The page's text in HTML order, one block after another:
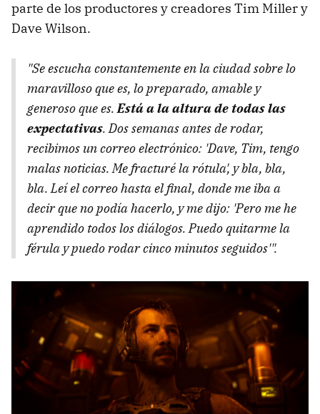
parte de los productores y creadores Tim Miller y
Dave Wilson.
"Se escucha constantemente en la ciudad sobre lo
maravilloso que es, lo preparado, amable y
generoso que es.Está a la altura de todas las
expectativas. Dos semanas antes de rodar,
recibimos un correo electrónico: 'Dave, Tim, tengo
malas noticias. Me fracturé la rótula', y bla, bla,
bla. Leí el correo hasta el final, donde me iba a
decir que no podía hacerlo, y me dijo: 'Perome he
aprendido todos los diálogos. Puedo quitarme la
férula y puedo rodar cinco minutos seguidos'".